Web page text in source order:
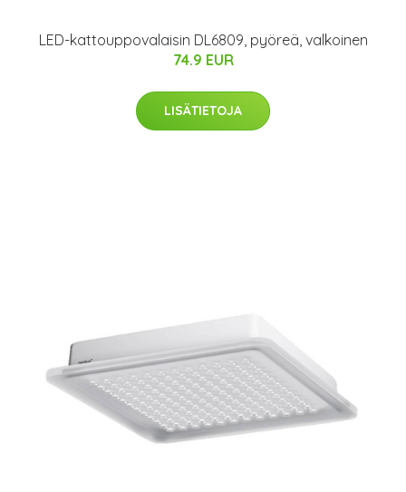
LED-kattouppovalaisin DL6809, pyöreä, valkoinen
74.9 EUR
LISÄTIETOJA